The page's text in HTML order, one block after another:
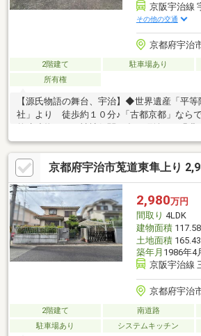
京阪宇治線
その他の交通
京都府宇治
2階建て 駐車場あり
所有権
【源氏物語の舞台、宇治】◆世界遺産「平
社」より 徒歩約１０分♪「古都京都」ならで
的建造物などの神社仏閣の多い町並みと緑豊
ます♪また興聖寺では石門から楼門までの約
じゅうたんが敷かれ、秋を楽しめます♪〇
約600m〇宇治上神社（世界遺産）…約690m
治橋…約720m〇源氏物語ミュージアム…約
〇宇治公園（塔の島・橘島）…350m◆京阪
徒歩10分◆JR奈良線「宇治駅」徒歩18分
京都府宇治市莵道東隼上り
2,980万円
間取り 4LDK
建物面積
土地面積
築年月 1986年4
京阪宇治線
京都府宇治
2階建て 南道路
駐車場あり
システムキッチン